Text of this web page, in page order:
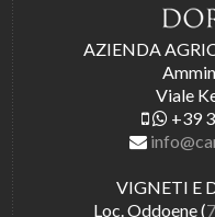
AZIENDA
Viale
+39
VIGNETI E
Loc. Oddoene (